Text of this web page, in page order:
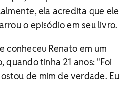
ela acredita que ele
o episódio em seu livro.
conheceu Renato em um
quando tinha 21 anos: "Foi
de mim de verdade. Eu